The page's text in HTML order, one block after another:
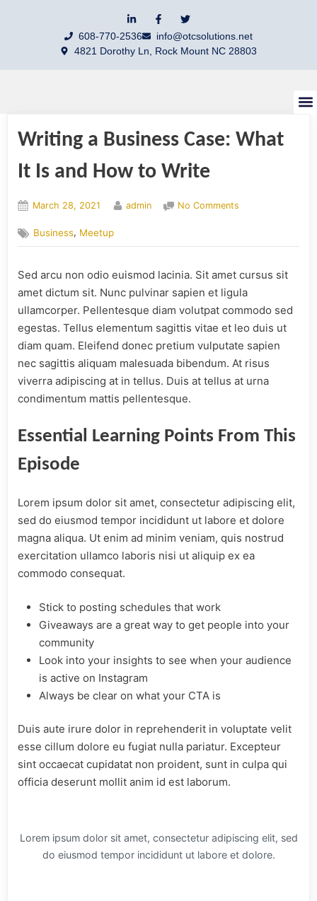
608-770-2536
info@otcsolutions.net
4821 Dorothy Ln, Rock Mount NC 28803
Writing a Business Case: What
It Is and How to Write
March 28, 2021 admin No Comments
Business, Meetup
Sed arcu non odio euismod lacinia. Sit amet cursus sit
amet dictum sit. Nunc pulvinar sapien et ligula
ullamcorper. Pellentesque diam volutpat commodo sed
egestas. Tellus elementum sagittis vitae et leo duis ut
diam quam. Eleifend donec pretium vulputate sapien
nec sagittis aliquam malesuada bibendum. At risus
viverra adipiscing at in tellus. Duis at tellus at urna
condimentum mattis pellentesque.
Essential Learning Points From This
Episode
Lorem ipsum dolor sit amet, consectetur adipiscing elit,
sed do eiusmod tempor incididunt ut labore et dolore
magna aliqua. Ut enim ad minim veniam, quis nostrud
exercitation ullamco laboris nisi ut aliquip ex ea
commodo consequat.
Stick to posting schedules that work
Giveaways are a great way to get people into your
community
Look into your insights to see when your audience
is active on Instagram
Always be clear on what your CTA is
Duis aute irure dolor in reprehenderit in voluptate velit
esse cillum dolore eu fugiat nulla pariatur. Excepteur
sint occaecat cupidatat non proident, sunt in culpa qui
officia deserunt mollit anim id est laborum.
Lorem ipsum dolor sit amet, consectetur adipiscing elit, sed
do eiusmod tempor incididunt ut labore et dolore.